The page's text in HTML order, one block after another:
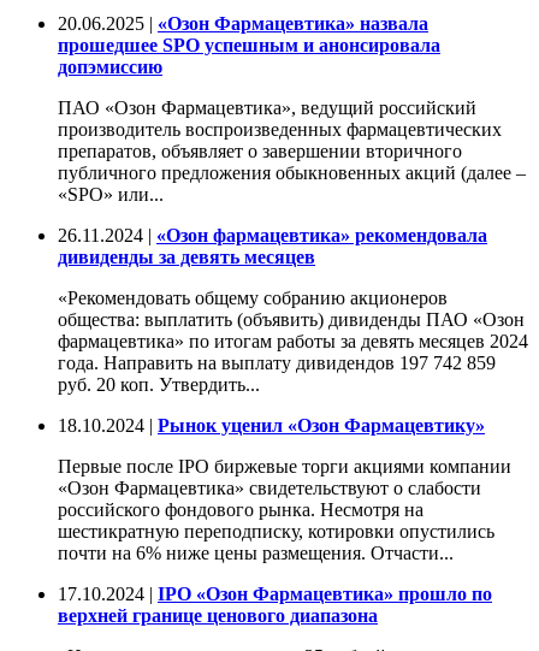
20.06.2025 | «Озон Фармацевтика» назвала
прошедшее SPO успешным и анонсировала
допэмиссию
ПАО «Озон Фармацевтика», ведущий российский
производитель воспроизведенных фармацевтических
препаратов, объявляет о завершении вторичного
публичного предложения обыкновенных акций (далее –
«SPO» или...
26.11.2024 | «Озон фармацевтика» рекомендовала
дивиденды за девять месяцев
«Рекомендовать общему собранию акционеров
общества: выплатить (объявить) дивиденды ПАО «Озон
фармацевтика» по итогам работы за девять месяцев 2024
года. Направить на выплату дивидендов 197 742 859
руб. 20 коп. Утвердить...
18.10.2024 | Рынок уценил «Озон Фармацевтику»
Первые после IPO биржевые торги акциями компании
«Озон Фармацевтика» свидетельствуют о слабости
российского фондового рынка. Несмотря на
шестикратную переподписку, котировки опустились
почти на 6% ниже цены размещения. Отчасти...
17.10.2024 | IPO «Озон Фармацевтика» прошло по
верхней границе ценового диапазона